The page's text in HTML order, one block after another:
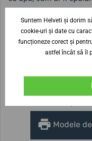
Lățimea curelei
9 mm
Modele
Suntem Helveti și dorim
cookie-uri și date cu
funcționeze corect și
astfel încât să îl